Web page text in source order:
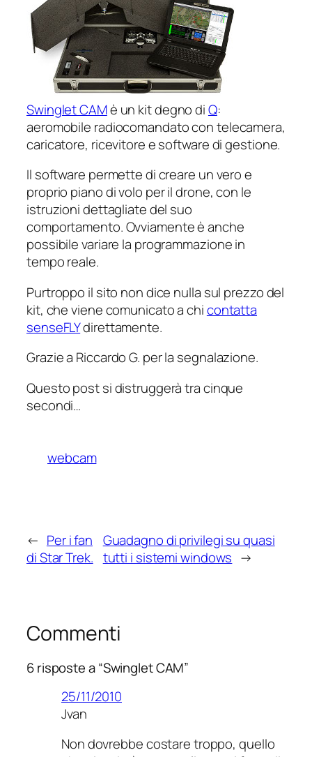
Swinglet CAMè un kit degno diQ:
aeromobile radiocomandato con telecamera,
caricatore, ricevitore e software di gestione.
Il software permette di creare un vero e
proprio piano di volo per il drone, con le
istruzioni dettagliate del suo
comportamento. Ovviamente è anche
possibile variare la programmazione in
tempo reale.
Purtroppo il sito non dice nulla sul prezzo del
kit, che viene comunicato a chicontatta
senseFLYdirettamente.
Grazie a Riccardo G. per la segnalazione.
Questo post si distruggerà tra cinque
secondi…
webcam
← Per i fan
di Star Trek.
Guadagno di privilegi su quasi
tutti i sistemi windows →
Commenti
6 risposte a “Swinglet CAM”
25/11/2010
Jvan
Non dovrebbe costare troppo, quello